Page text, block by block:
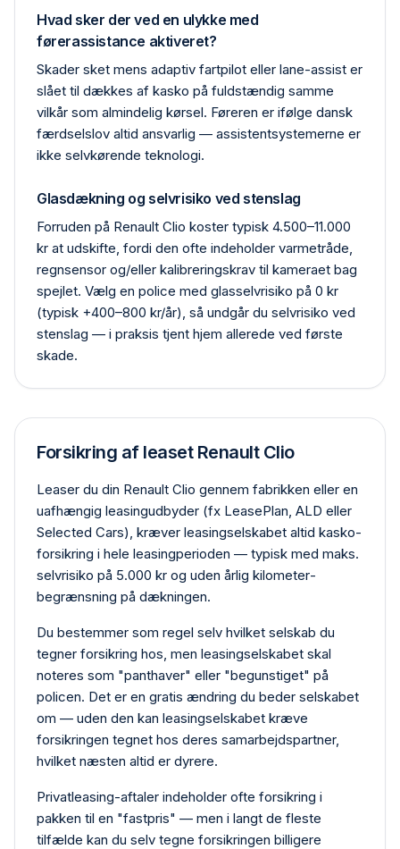
Hvad sker der ved en ulykke med
førerassistance aktiveret?
Skader sket mens adaptiv fartpilot eller lane-assist er
slået til dækkes af kasko på fuldstændig samme
vilkår som almindelig kørsel. Føreren er ifølge dansk
færdselslov altid ansvarlig — assistentsystemerne er
ikke selvkørende teknologi.
Glasdækning og selvrisiko ved stenslag
Forruden på Renault Clio koster typisk 4.500–11.000
kr at udskifte, fordi den ofte indeholder varmetråde,
regn­sensor og/eller kalibrerings­krav til kameraet bag
spejlet. Vælg en police med glas­selvrisiko på 0 kr
(typisk +400–800 kr/år), så undgår du selvrisiko ved
stenslag — i praksis tjent hjem allerede ved første
skade.
Forsikring af leaset Renault Clio
Leaser du din Renault Clio gennem fabrikken eller en
uafhængig leasing­udbyder (fx LeasePlan, ALD eller
Selected Cars), kræver leasing­selskabet altid kasko­
forsikring i hele leasing­perioden — typisk med maks.
selvrisiko på 5.000 kr og uden årlig kilometer­
begrænsning på dækningen.
Du bestemmer som regel selv hvilket selskab du
tegner forsikring hos, men leasing­selskabet skal
noteres som "panthaver" eller "begunstiget" på
policen. Det er en gratis ændring du beder selskabet
om — uden den kan leasing­selskabet kræve
forsikringen tegnet hos deres samarbejdspartner,
hvilket næsten altid er dyrere.
Privat­leasing-aftaler indeholder ofte forsikring i
pakken til en "fastpris" — men i langt de fleste
tilfælde kan du selv tegne forsikringen billigere